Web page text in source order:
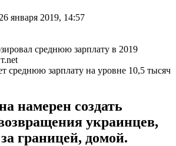
января 2019, 14:57
среднюю зарплату на уровне 10,5 тысяч
намерен создать
украинцев,
границей, домой.